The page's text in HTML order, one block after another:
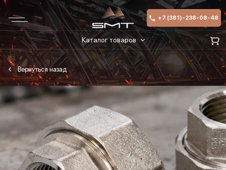
+7 (381)-238-08-48
Каталог товаров